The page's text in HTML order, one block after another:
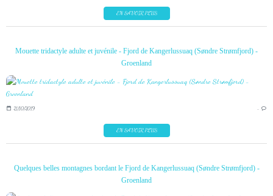
EN SAVOIR PLUS
Mouette tridactyle adulte et juvénile - Fjord de Kangerlussuaq (Søndre Strømfjord) -
Groenland
21/10/2019 …
EN SAVOIR PLUS
Quelques belles montagnes bordant le Fjord de Kangerlussuaq (Søndre Strømfjord) -
Groenland